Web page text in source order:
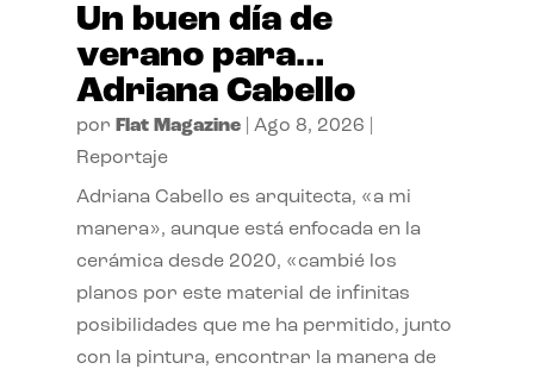
Un buen día de
verano para…
Adriana Cabello
por Flat Magazine| Ago 8, 2026
Reportaje
Adriana Cabello es arquitecta, «a mi
manera», aunque está enfocada en la
cerámica desde 2020, «cambié los
planos por este material de infinitas
posibilidades que me ha permitido, junto
con la pintura, encontrar la manera de